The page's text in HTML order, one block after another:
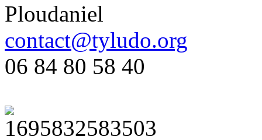
Ploudaniel
contact@tyludo.org
06 84 80 58 40